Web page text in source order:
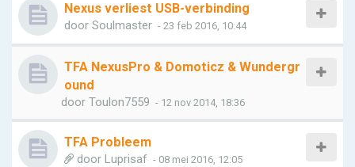
Nexus verliest USB-verbinding
door Soulmaster - 23 feb 2016, 10:44
TFA NexusPro & Domoticz & Wundergr
ound
door Toulon7559 - 12 nov 2014, 18:36
TFA Probleem
door Luprisaf - 08 mei 2016, 12:05